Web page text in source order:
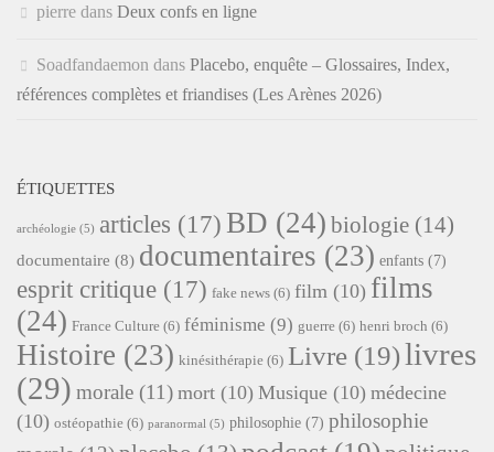
pierre dans Deux confs en ligne
Soadfandaemon dans Placebo, enquête – Glossaires, Index,
références complètes et friandises (Les Arènes 2026)
ÉTIQUETTES
archéologie (5) articles (17) BD (24) biologie (14)
documentaire (8) documentaires (23) enfants (7)
esprit critique (17) fake news (6) film (10) films
(24) France Culture (6) féminisme (9) guerre (6) henri broch (6)
Histoire (23) kinésithérapie (6) Livre (19)livres
(29) morale (11) mort (10) Musique (10) médecine
(10) ostéopathie (6) paranormal (5) philosophie (7) philosophie